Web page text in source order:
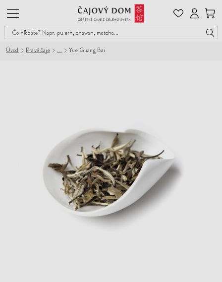
Čajový
Dom
Úvod Pravé čaje Yue Guang Bai